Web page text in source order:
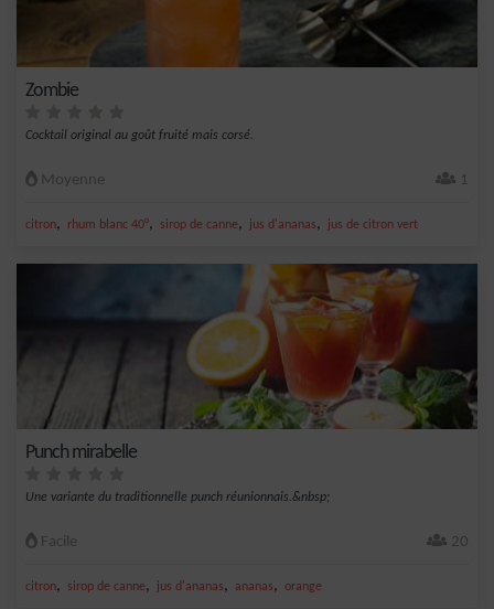
Zombie
Cocktail original au goût fruité mais corsé.
Moyenne 1
citron, rhum blanc 40°, sirop de canne, jus d'ananas, jus de citron vert
Punch mirabelle
Une variante du traditionnelle punch réunionnais.&nbsp;
Facile 20
citron, sirop de canne, jus d'ananas, ananas, orange